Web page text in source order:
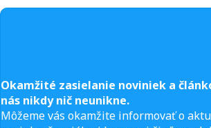
Okamžité zasielanie noviniek a
nás nikdy nič neunikne.
Môžeme vás okamžite informovať o